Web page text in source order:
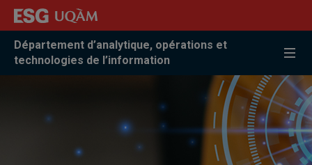
Accéder
recherche
Accéder
menu
pricipal
Accéder
zone
centrale
Département d’analytique, opérations et
technologies de l’information